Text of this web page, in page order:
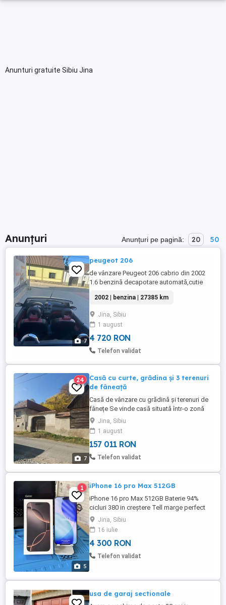
Anunturi gratuite Sibiu Jina
Anunțuri Anunțuri pe pagină: 20 50
7
peugeot 206
de vânzare Peugeot 206 cabrio din 2002
1.6 benzină decapotare automată,cutie
în privat!
2002 | benzina | 27385 km
Jina, Sibiu
1 august
4 720 RON
Telefon validat
7
24
Casă cu curte, grădina și 3 terenuri
de fâneață
Casă de vânzare cu grădină și terenuri de
fânețe Se vinde casă situată într-o zonă
liniștită, ideală pentru locuit sau pentru o
casă de vacanță. Proprietatea dispune de
curte și grădină spațioasă, perfectă
pentru grădinărit sau relaxare în aer liber.
Casa este construită în stil tradițional și
Jina, Sibiu
1 august
157 011 RON
Telefon validat
5
1 iPhone 16 pro Max 512GB
iPhone 16 pro Max 512GB Baterie 94%
cicluri 380 in creștere Tell marge perfect
totul original Are mici zgârieturi pe ecran
Vine cu husă cutie și încărcător Prețul ușor
negociabil Predare personală în Sibiu Jina
Jina, Sibiu
16 iulie
4 300 RON
Telefon validat
usa de garaj sectionale